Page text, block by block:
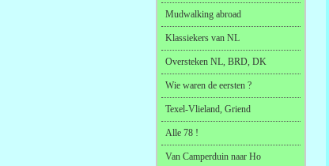
Mudwalking abroad
Klassiekers van NL
Oversteken NL, BRD, DK
Wie waren de eersten ?
Texel-Vlieland, Griend
Alle 78 !
Van Camperduin naar Ho